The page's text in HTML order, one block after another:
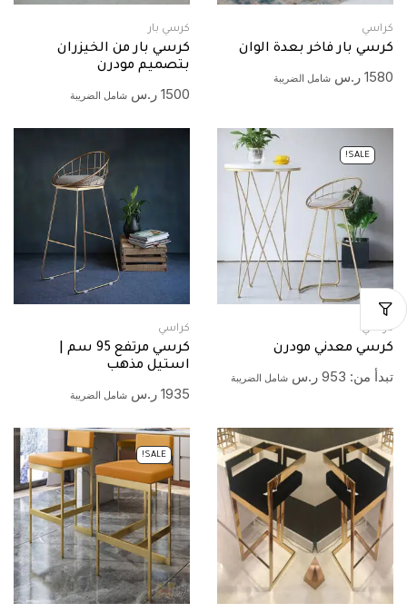
كراسي
كرسي بار فاخر بعدة الوان
1580 ر.س شامل الضريبة
كرسي بار
كرسي بار من الخيزران
بتصميم مودرن
1500 ر.س شامل الضريبة
SALE!
كراسي
كرسي معدني مودرن
تبدأ من: 953 ر.س شامل الضريبة
كراسي
كرسي مرتفع 95 سم |
استيل مذهب
1935 ر.س شامل الضريبة
SALE!